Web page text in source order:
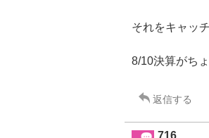
それをキャッ
8/10決算がち
返信する
716